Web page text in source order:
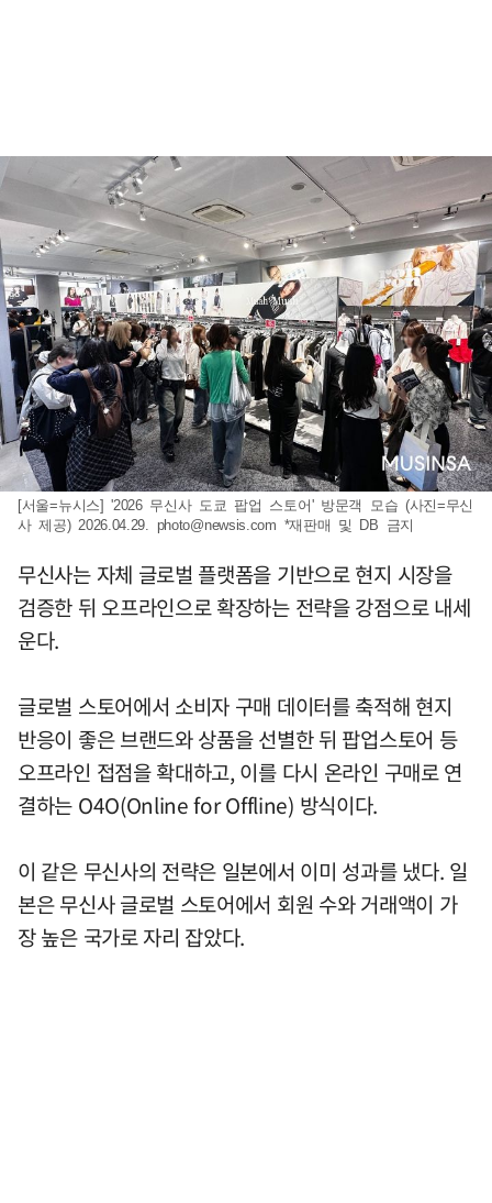
[서울=뉴시스] '2026 무신사 도쿄 팝업 스토어' 방문객 모습 (사진=무신
사 제공) 2026.04.29. photo@newsis.com *재판매 및 DB 금지
무신사는 자체 글로벌 플랫폼을 기반으로 현지 시장을
검증한 뒤 오프라인으로 확장하는 전략을 강점으로 내세
운다.
글로벌 스토어에서 소비자 구매 데이터를 축적해 현지
반응이 좋은 브랜드와 상품을 선별한 뒤 팝업스토어 등
오프라인 접점을 확대하고, 이를 다시 온라인 구매로 연
결하는 O4O(Online for Offline) 방식이다.
이 같은 무신사의 전략은 일본에서 이미 성과를 냈다. 일
본은 무신사 글로벌 스토어에서 회원 수와 거래액이 가
장 높은 국가로 자리 잡았다.